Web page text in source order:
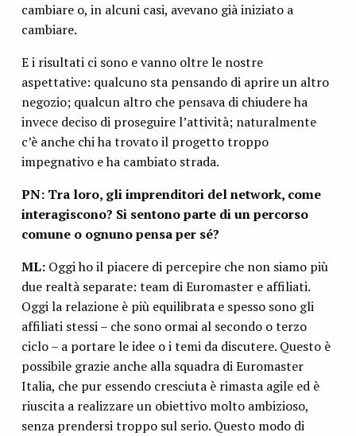
cambiare o, in alcuni casi, avevano già iniziato a
cambiare.
E i risultati ci sono e vanno oltre le nostre
aspettative: qualcuno sta pensando di aprire un altro
negozio; qualcun altro che pensava di chiudere ha
invece deciso di proseguire l’attività; naturalmente
c’è anche chi ha trovato il progetto troppo
impegnativo e ha cambiato strada.
PN: Tra loro, gli imprenditori del network, come
interagiscono? Si sentono parte di un percorso
comune o ognuno pensa per sé?
ML: Oggi ho il piacere di percepire che non siamo più
due realtà separate: team di Euromaster e affiliati.
Oggi la relazione è più equilibrata e spesso sono gli
affiliati stessi – che sono ormai al secondo o terzo
ciclo – a portare le idee o i temi da discutere. Questo è
possibile grazie anche alla squadra di Euromaster
Italia, che pur essendo cresciuta è rimasta agile ed è
riuscita a realizzare un obiettivo molto ambizioso,
senza prendersi troppo sul serio. Questo modo di